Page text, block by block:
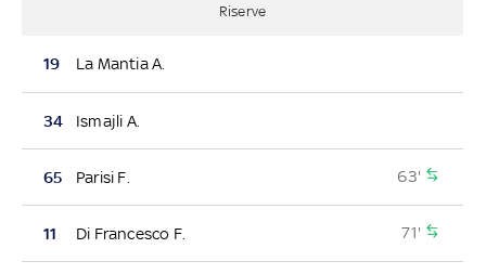
Riserve
19 La Mantia A.
34 Ismajli A.
65 Parisi F. 63'
11 Di Francesco F. 71'